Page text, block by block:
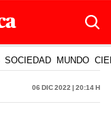
SOCIEDAD MUNDO
06 Dic 2022 | 20:14 h